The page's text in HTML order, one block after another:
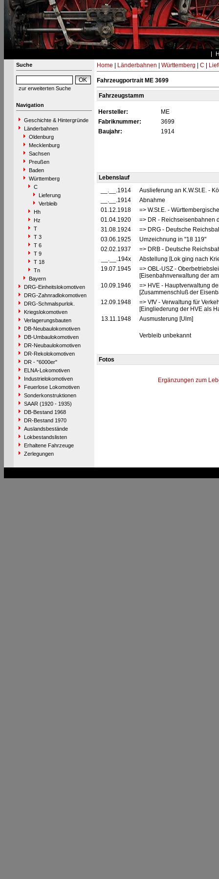
Suche
zur erweiterten Suche
Navigation
Geschichte & Hintergründe
Länderbahnen
Oldenburg
Mecklenburg
Sachsen
Preußen
Baden
Württemberg
C
Lieferung
Verbleib
Hh
Hz
T
T 3
T 6
T 9
T 18
Tn
Bayern
DRG-Einheitslokomotiven
DRG-Zahnradlokomotiven
DRG-Schmalspurlok.
Kriegslokomotiven
Verlagerungsbauten
DB-Neubaulokomotiven
DB-Umbaulokomotiven
DR-Neubaulokomotiven
DR-Rekolokomotiven
DR - "6000er"
ELNA-Lokomotiven
Industrielokomotiven
Feuerlose Lokomotiven
Sonderkonstruktionen
SAAR (1920 - 1935)
DB-Bestand 1968
DR-Bestand 1970
Auslandsbestände
Lokbestandslisten
Erhaltene Fahrzeuge
Zerlegungen
Home Länderbahnen Württemberg C
Fahrzeugportrait ME 3699
Fahrzeugstamm
Hersteller:
ME
Fabriknummer:
3699
Baujahr:
1914
Lebenslauf
__.__.1914
Auslieferung an K.W.St.E. -
__.__.1914
Abnahme
01.12.1918
=> W.St.E. -
01.04.1920
=> DR - Reichseisenbahnen
31.08.1924
=> DRG - Deutsche
03.06.1925
Umzeichnung in "18 119"
02.02.1937
=> DRB - Deutsche
__.__.194x
Abstellung [Lok ging nach
19.07.1945
=> OBL-USZ -
[Eisenbahnverwaltung der
10.09.1946
=> HVE - Hauptverwaltung
[Zusammenschluß der
12.09.1948
=> VfV - Verwaltung für
[Eingliederung der HVE als
13.11.1948
Ausmusterung [Ulm]
Verbleib unbekannt
Fotos
Ergänzungen zum